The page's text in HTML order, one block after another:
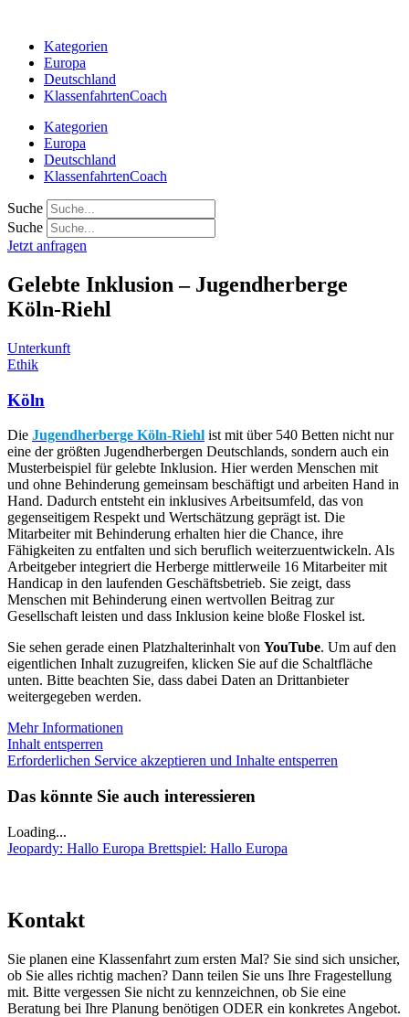
springenKategorien
Europa
Deutschland
KlassenfahrtenCoach
Kategorien
Europa
Deutschland
KlassenfahrtenCoach
Suche
Suche
Jetzt anfragen
Gelebte Inklusion – Jugendherberge
Köln-Riehl
Unterkunft
Ethik
Köln
Die Jugendherberge Köln-Riehl ist mit über 540 Betten nicht nur
eine der größten Jugendherbergen Deutschlands, sondern auch ein
Musterbeispiel für gelebte Inklusion. Hier werden Menschen mit
und ohne Behinderung gemeinsam beschäftigt und arbeiten Hand in
Hand. Dadurch entsteht ein inklusives Arbeitsumfeld, das von
gegenseitigem Respekt und Wertschätzung geprägt ist. Die
Mitarbeiter mit Behinderung erhalten hier die Chance, ihre
Fähigkeiten zu entfalten und sich beruflich weiterzuentwickeln. Als
Arbeitgeber integriert die Herberge mittlerweile 16 Mitarbeiter mit
Handicap in den laufenden Geschäftsbetrieb. Sie zeigt, dass
Menschen mit Behinderung einen wertvollen Beitrag zur
Gesellschaft leisten und dass Inklusion keine bloße Floskel ist.
Sie sehen gerade einen Platzhalterinhalt von YouTube. Um auf den
eigentlichen Inhalt zuzugreifen, klicken Sie auf die Schaltfläche
unten. Bitte beachten Sie, dass dabei Daten an Drittanbieter
weitergegeben werden.
Mehr Informationen
Inhalt entsperren
Erforderlichen Service akzeptieren und Inhalte entsperren
Das könnte Sie auch interessieren
Loading...
Jeopardy: Hallo Europa Brettspiel: Hallo Europa
Kontakt
Sie planen eine Klassenfahrt zum ersten Mal? Sie sind sich unsicher,
ob Sie alles richtig machen? Dann teilen Sie uns Ihre Fragestellung
mit. Bitte vergessen Sie nicht zu kennzeichnen, ob Sie eine
Beratung bei Ihre Planung benötigen ODER ein konkretes Angebot.